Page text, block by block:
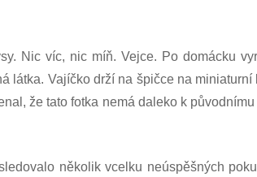
Nic víc, nic míň. Vejce. Po domácku
látka. Vajíčko drží na špičce na
že tato fotka nemá daleko k původnímu
několik vcelku neúspěšných